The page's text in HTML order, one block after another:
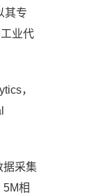
其专
业代
，
据采集
相